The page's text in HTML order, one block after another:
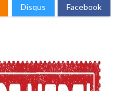
Disqus Facebook